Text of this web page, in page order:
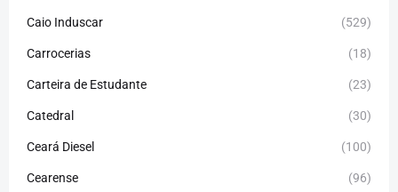
Caio Induscar (529)
Carrocerias (18)
Carteira de Estudante (23)
Catedral (30)
Ceará Diesel (100)
Cearense (96)